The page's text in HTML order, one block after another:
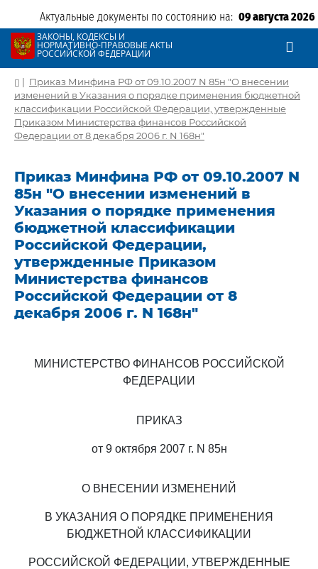
Актуальные документы по состоянию на: 09 августа 2026
ЗАКОНЫ, КОДЕКСЫ И
НОРМАТИВНО-ПРАВОВЫЕ АКТЫ
РОССИЙСКОЙ ФЕДЕРАЦИИ
| Приказ Минфина РФ от 09.10.2007 N 85н "О внесении
изменений в Указания о порядке применения бюджетной
классификации Российской Федерации, утвержденные
Приказом Министерства финансов Российской
Федерации от 8 декабря 2006 г. N 168н"
Приказ Минфина РФ от 09.10.2007 N
85н "О внесении изменений в
Указания о порядке применения
бюджетной классификации
Российской Федерации,
утвержденные Приказом
Министерства финансов
Российской Федерации от 8
декабря 2006 г. N 168н"
МИНИСТЕРСТВО ФИНАНСОВ РОССИЙСКОЙ
ФЕДЕРАЦИИ
ПРИКАЗ
от 9 октября 2007 г. N 85н
О ВНЕСЕНИИ ИЗМЕНЕНИЙ
В УКАЗАНИЯ О ПОРЯДКЕ ПРИМЕНЕНИЯ
БЮДЖЕТНОЙ КЛАССИФИКАЦИИ
РОССИЙСКОЙ ФЕДЕРАЦИИ, УТВЕРЖДЕННЫЕ